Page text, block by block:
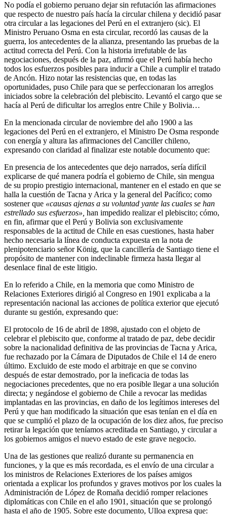
No podía el gobierno peruano dejar sin refutación las afirmaciones
que respecto de nuestro país hacía la circular chilena y decidió pasar
otra circular a las legaciones del Perú en el extranjero (sic). El
Ministro Peruano Osma en esta circular, recordó las causas de la
guerra, los antecedentes de la alianza, presentando las pruebas de la
actitud correcta del Perú. Con la historia irrefutable de las
negociaciones, después de la paz, afirmó que el Perú había hecho
todos los esfuerzos posibles para inducir a Chile a cumplir el tratado
de Ancón. Hizo notar las resistencias que, en todas las
oportunidades, puso Chile para que se perfeccionaran los arreglos
iniciados sobre la celebración del plebiscito. Levantó el cargo que se
hacía al Perú de dificultar los arreglos entre Chile y Bolivia…
En la mencionada circular de noviembre del año 1900 a las
legaciones del Perú en el extranjero, el Ministro De Osma responde
con energía y altura las afirmaciones del Canciller chileno,
expresando con claridad al finalizar este notable documento que:
En presencia de los antecedentes que dejo narrados, sería difícil
explicarse de qué manera podría el gobierno de Chile, sin mengua
de su propio prestigio internacional, mantener en el estado en que se
halla la cuestión de Tacna y Arica y la general del Pacífico; como
sostener que «causas ajenas a su voluntad yante las cuales se han
estrellado sus esfuerzos», han impedido realizar el plebiscito; cómo,
en fin, afirmar que el Perú y Bolivia son exclusivamente
responsables de la actitud de Chile en esas cuestiones, hasta haber
hecho necesaria la línea de conducta expuesta en la nota de
plenipotenciario señor König, que la cancillería de Santiago tiene el
propósito de mantener con indeclinable firmeza hasta llegar al
desenlace final de este litigio.
En lo referido a Chile, en la memoria que como Ministro de
Relaciones Exteriores dirigió al Congreso en 1901 explicaba a la
representación nacional las acciones de política exterior que ejecutó
durante su gestión, expresando que:
El protocolo de 16 de abril de 1898, ajustado con el objeto de
celebrar el plebiscito que, conforme al tratado de paz, debe decidir
sobre la nacionalidad definitiva de las provincias de Tacna y Arica,
fue rechazado por la Cámara de Diputados de Chile el 14 de enero
último. Excluido de este modo el arbitraje en que se convino
después de estar demostrado, por la ineficacia de todas las
negociaciones precedentes, que no era posible llegar a una solución
directa; y negándose el gobierno de Chile a revocar las medidas
implantadas en las provincias, en daño de los legítimos intereses del
Perú y que han modificado la situación que esas tenían en el día en
que se cumplió el plazo de la ocupación de los diez años, fue preciso
retirar la legación que teníamos acreditada en Santiago, y circular a
los gobiernos amigos el nuevo estado de este grave negocio.
Una de las gestiones que realizó durante su permanencia en
funciones, y la que es más recordada, es el envío de una circular a
los ministros de Relaciones Exteriores de los países amigos
orientada a explicar los profundos y graves motivos por los cuales la
Administración de López de Romaña decidió romper relaciones
diplomáticas con Chile en el año 1901, situación que se prolongó
hasta el año de 1905. Sobre este documento, Ulloa expresa que: